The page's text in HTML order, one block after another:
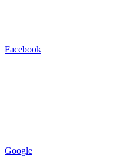
Facebook
Google